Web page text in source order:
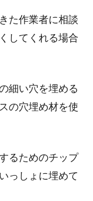
た作業者に相談
してくれる場合
細い穴を埋める
の穴埋め材を使
るためのチップ
っしょに埋めて